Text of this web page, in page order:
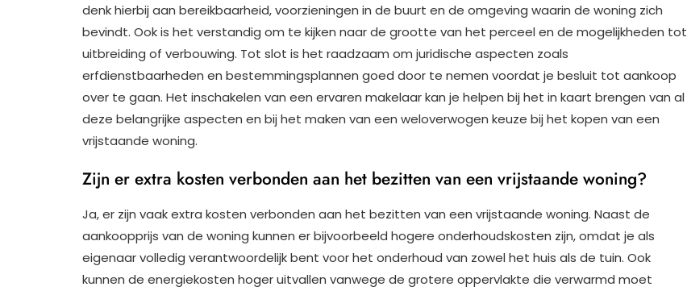
denk hierbij aan bereikbaarheid, voorzieningen in de buurt en de omgeving waarin de woning zich
bevindt. Ook is het verstandig om te kijken naar de grootte van het perceel en de mogelijkheden tot
uitbreiding of verbouwing. Tot slot is het raadzaam om juridische aspecten zoals
erfdienstbaarheden en bestemmingsplannen goed door te nemen voordat je besluit tot aankoop
over te gaan. Het inschakelen van een ervaren makelaar kan je helpen bij het in kaart brengen van al
deze belangrijke aspecten en bij het maken van een weloverwogen keuze bij het kopen van een
vrijstaande woning.
Zijn er extra kosten verbonden aan het bezitten van een vrijstaande woning?
Ja, er zijn vaak extra kosten verbonden aan het bezitten van een vrijstaande woning. Naast de
aankoopprijs van de woning kunnen er bijvoorbeeld hogere onderhoudskosten zijn, omdat je als
eigenaar volledig verantwoordelijk bent voor het onderhoud van zowel het huis als de tuin. Ook
kunnen de energiekosten hoger uitvallen vanwege de grotere oppervlakte die verwarmd moet